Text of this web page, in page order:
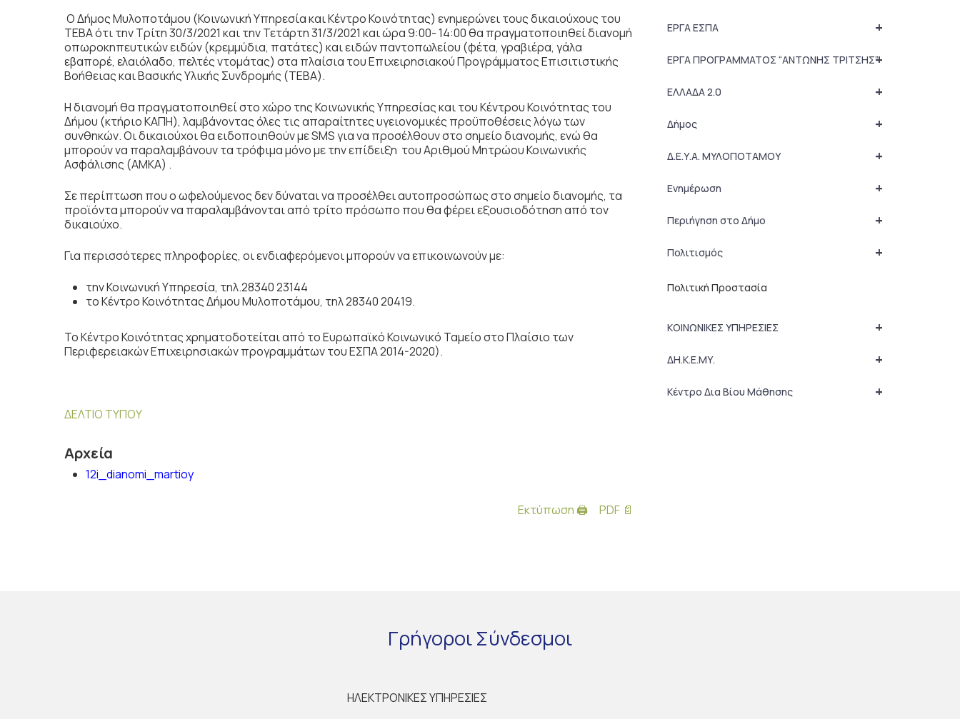
O Δήμος Μυλοποτάμου (Κοινωνική Υπηρεσία και Κέντρο Κοινότητας) ενημερώνει τους δικαιούχους του
ΤΕΒΑ ότι την Τρίτη 30/3/2021 και την Τετάρτη 31/3/2021 και ώρα 9:00- 14:00 θα πραγματοποιηθεί διανομή
οπωροκηπευτικών ειδών (κρεμμύδια, πατάτες) και ειδών παντοπωλείου (φέτα, γραβιέρα, γάλα
εβαπορέ, ελαιόλαδο, πελτές ντομάτας) στα πλαίσια του Επιχειρησιακού Προγράμματος Επισιτιστικής
Βοήθειας και Βασικής Υλικής Συνδρομής (ΤΕΒΑ).
Η διανομή θα πραγματοποιηθεί στο χώρο της Κοινωνικής Υπηρεσίας και του Κέντρου Κοινότητας του
Δήμου (κτήριο ΚΑΠΗ), λαμβάνοντας όλες τις απαραίτητες υγειονομικές προϋποθέσεις λόγω των
συνθηκών. Οι δικαιούχοι θα ειδοποιηθούν με SMS για να προσέλθουν στο σημείο διανομής, ενώ θα
μπορούν να παραλαμβάνουν τα τρόφιμα μόνο με την επίδειξη του Αριθμού Μητρώου Κοινωνικής
Ασφάλισης (ΑΜΚΑ) .
Σε περίπτωση που ο ωφελούμενος δεν δύναται να προσέλθει αυτοπροσώπως στο σημείο διανομής, τα
προϊόντα μπορούν να παραλαμβάνονται από τρίτο πρόσωπο που θα φέρει εξουσιοδότηση από τον
δικαιούχο.
Για περισσότερες πληροφορίες, οι ενδιαφερόμενοι μπορούν να επικοινωνούν με:
την Κοινωνική Υπηρεσία, τηλ.28340 23144
το Κέντρο Κοινότητας Δήμου Μυλοποτάμου, τηλ 28340 20419.
Το Κέντρο Κοινότητας χρηματοδοτείται από το Ευρωπαϊκό Κοινωνικό Ταμείο στο Πλαίσιο των
Περιφερειακών Επιχειρησιακών προγραμμάτων του ΕΣΠΑ 2014-2020).
ΔΕΛΤΙΟ ΤΥΠΟΥ
Αρχεία
12i_dianomi_martioy
Εκτύπωση 🖨 PDF 📄
+
ΕΡΓΑ ΕΣΠΑ
+
ΕΡΓΑ ΠΡΟΓΡΑΜΜΑΤΟΣ “ΑΝΤΩΝΗΣ ΤΡΙΤΣΗΣ”
+
ΕΛΛΑΔΑ 2.0
+
Δήμος
+
Δ.Ε.Υ.Α. ΜΥΛΟΠΟΤΑΜΟΥ
+
Ενημέρωση
+
Περιήγηση στο Δήμο
+
Πολιτισμός
Πολιτική Προστασία
+
ΚΟΙΝΩΝΙΚΕΣ ΥΠΗΡΕΣΙΕΣ
+
ΔΗ.Κ.Ε.ΜΥ.
+
Κέντρο Δια Βίου Μάθησης
ΓρήγοροιΣύνδεσμοι
ΗΛΕΚΤΡΟΝΙΚΕΣ ΥΠΗΡΕΣΙΕΣ